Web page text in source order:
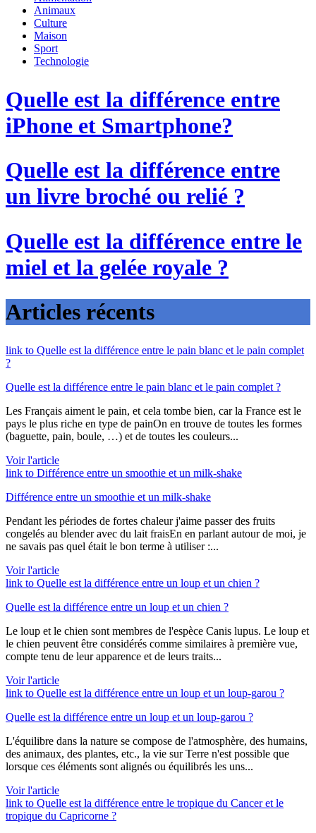
Animaux
Culture
Maison
Sport
Technologie
Quelle est la différence entre
iPhone et Smartphone?
Quelle est la différence entre
un livre broché ou relié ?
Quelle est la différence entre le
miel et la gelée royale ?
Articles récents
link to Quelle est la différence entre le pain blanc et le pain complet
?
Quelle est la différence entre le pain blanc et le pain complet ?
Les Français aiment le pain, et cela tombe bien, car la France est le
pays le plus riche en type de painOn en trouve de toutes les formes
(baguette, pain, boule, …) et de toutes les couleurs...
Voir l'article
link to Différence entre un smoothie et un milk-shake
Différence entre un smoothie et un milk-shake
Pendant les périodes de fortes chaleur j'aime passer des fruits
congelés au blender avec du lait fraisEn en parlant autour de moi, je
ne savais pas quel était le bon terme à utiliser :...
Voir l'article
link to Quelle est la différence entre un loup et un chien ?
Quelle est la différence entre un loup et un chien ?
Le loup et le chien sont membres de l'espèce Canis lupus. Le loup et
le chien peuvent être considérés comme similaires à première vue,
compte tenu de leur apparence et de leurs traits...
Voir l'article
link to Quelle est la différence entre un loup et un loup-garou ?
Quelle est la différence entre un loup et un loup-garou ?
L'équilibre dans la nature se compose de l'atmosphère, des humains,
des animaux, des plantes, etc., la vie sur Terre n'est possible que
lorsque ces éléments sont alignés ou équilibrés les uns...
Voir l'article
link to Quelle est la différence entre le tropique du Cancer et le
tropique du Capricorne ?